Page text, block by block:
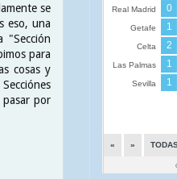
se
eso, una
"Sección
para
cosas y
pasar por